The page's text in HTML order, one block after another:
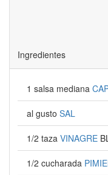
Ingredientes
1 salsa mediana
al gusto SAL
1/2 taza VINAGRE
1/2 cucharada